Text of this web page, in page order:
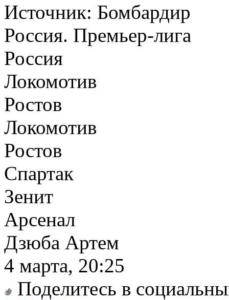
Источник: Бомбардир
Россия. Премьер-лига
Россия
Локомотив
Ростов
Локомотив
Ростов
Спартак
Зенит
Арсенал
Дзюба Артем
4 марта, 20:25
Поделитесь в